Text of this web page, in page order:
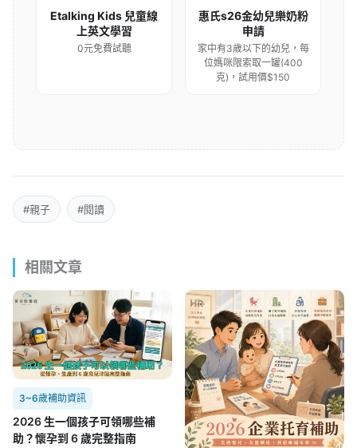
Etalking Kids 兒童線
上英文學習
0元免費試聽
惠氏s26金幼兒樂奶粉
申請
家中有3歲以下的幼兒，每
位媽咪限索取一罐(400
克)，試用價$150
#親子 #閱讀
相關文章
3~6歲補助資訊
2026 生一個孩子可領哪些補
助？懷孕到 6 歲完整指南